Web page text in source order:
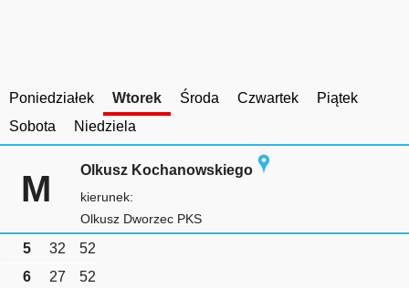
Poniedziałek Wtorek Środa Czwartek
Piątek
Sobota
Niedziela
M Olkusz Kochanowskiego
kierunek:
Olkusz Dworzec PKS
5 32
52
6
27
52